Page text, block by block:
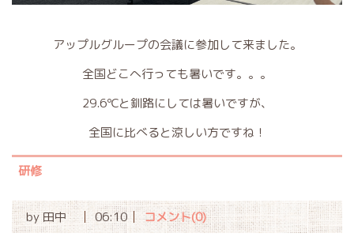
アップルグループの会議に参加して来ました。
全国どこへ行っても暑いです。。。
29.6℃と釧路にしては暑いですが、
全国に比べると涼しい方ですね！
研修
by田中 06:10 コメント(0)